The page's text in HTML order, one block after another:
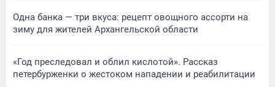
Одна банка — три вкуса: рецепт овощного ассорти на
зиму для жителей Архангельской области
«Год преследовал и облил кислотой». Рассказ
петербурженки о жестоком нападении и реабилитации